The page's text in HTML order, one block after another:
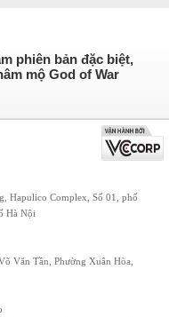
phiên bản đặc biệt,
mộ God of War
Hapulico Complex, Số 01, phố
Hà Nội
Văn Tần, Phường Xuân Hòa,